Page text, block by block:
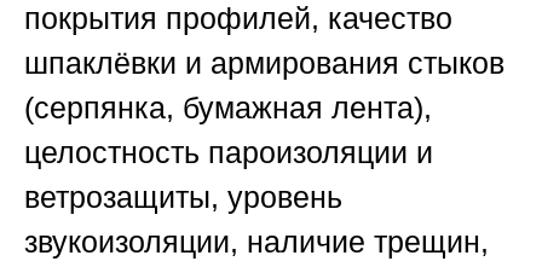
покрытия профилей, качество
шпаклёвки и армирования стыков
(серпянка, бумажная лента),
целостность пароизоляции и
ветрозащиты, уровень
звукоизоляции, наличие трещин,